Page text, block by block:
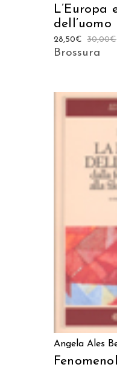
dell’uomo
30,00€
28,50€
Brossura
Angela Ales